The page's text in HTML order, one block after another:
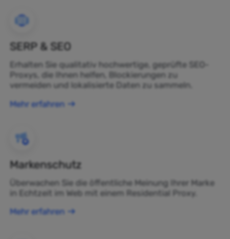
SERP & SEO
Erhalten Sie qualitativ hochwertige, geprüfte SEO-
Proxys, die Ihnen helfen, Blockierungen zu
vermeiden und lokalisierte Daten zu sammeln.
Mehr erfahren
Markenschutz
Überwachen Sie die öffentliche Meinung Ihrer Marke
in Echtzeit im Web mit einem Residential Proxy.
Mehr erfahren